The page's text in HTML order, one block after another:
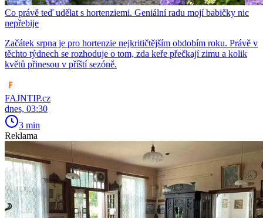
Co právě teď udělat s hortenziemi. Geniální radu mojí babičky nic
nepřebije
Začátek srpna je pro hortenzie nejkritičtějším obdobím roku. Právě v
těchto týdnech se rozhoduje o tom, zda keře přečkají zimu a kolik
květů přinesou v příští sezóně.
FAJNTIP.cz
dnes, 03:30
3 min
Reklama